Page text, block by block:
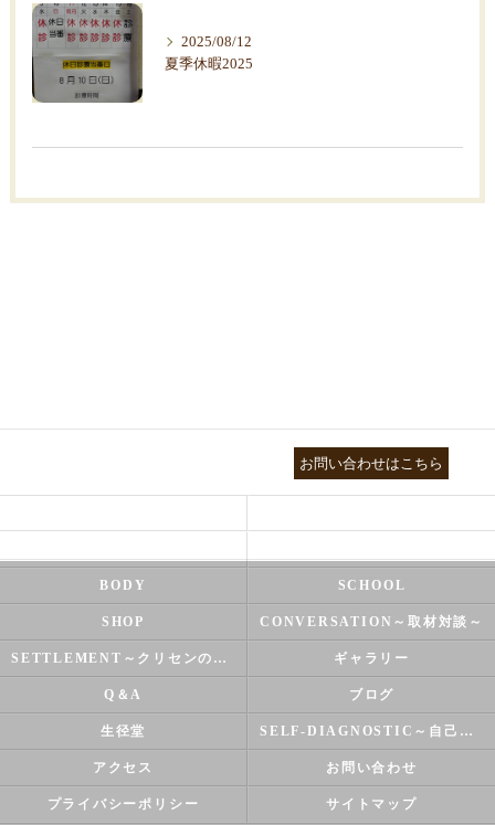
2025/08/12
夏季休暇2025
お問い合わせはこちら
BODY SCHOOL
SHOP CONVERSATION～取材対談～
SETTLEMENT～クリセンのズバリ解決シリーズ～ ギャラリー
Q＆A ブログ
生径堂 SELF-DIAGNOSTIC～自己診断～
アクセス お問い合わせ
プライバシーポリシー サイトマップ